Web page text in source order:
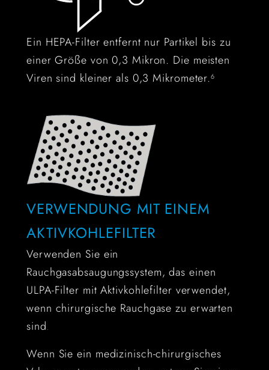
Ein HEPA-Filter entfernt nur Partikel bis zu
einer Größe von 0,3 Mikron. Die meisten
Viren sind kleiner als 0,3 Mikrometer.6
VERWENDUNG MIT EINEM
AKTIVKOHLEFILTER
Verwenden Sie ein
Rauchgasabsaugungssystem, das einen
ULPA-Filter mit Aktivkohlefilter verwendet,
wenn chirurgische Rauchgase zu erwarten
sind .
Wenn Sie ein medizinisch-chirurgisches